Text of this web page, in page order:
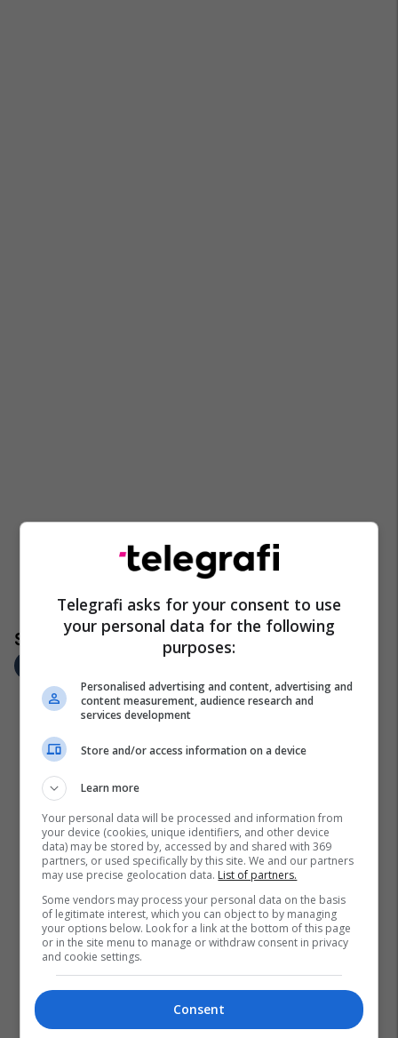
Telegrafi asks for your consent to use
your personal data for the following
purposes:
Personalised advertising and content, advertising and
content measurement, audience research and
services development
Store and/or access information on a device
Learn more
Your personal data will be processed and information from
your device (cookies, unique identifiers, and other device
data) may be stored by, accessed by and shared with 369
partners, or used specifically by this site. We and our partners
may use precise geolocation data. List of partners.
Some vendors may process your personal data on the basis
of legitimate interest, which you can object to by managing
your options below. Look for a link at the bottom of this page
or in the site menu to manage or withdraw consent in privacy
and cookie settings.
Consent